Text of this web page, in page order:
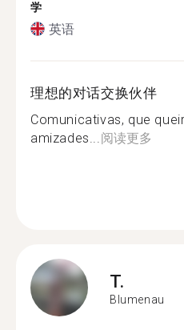
学
英语
理想的对话交换伙伴
Comunicativas, que
amizades... 阅读更多
T.
Blumenau